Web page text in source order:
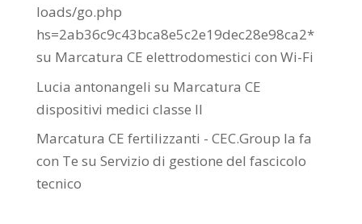
loads/go.php
hs=2ab36c9c43bca8e5c2e19dec28e98ca2*
su Marcatura CE elettrodomestici con Wi-Fi
Lucia antonangeli su Marcatura CE
dispositivi medici classe II
Marcatura CE fertilizzanti - CEC.Group la fa
con Te su Servizio di gestione del fascicolo
tecnico